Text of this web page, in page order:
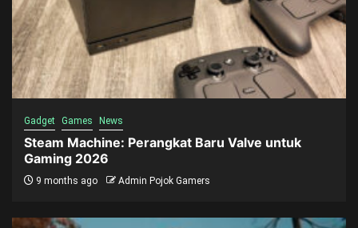
Gadget Games News
Steam Machine: Perangkat Baru Valve untuk
Gaming 2026
9 months ago Admin Pojok Gamers